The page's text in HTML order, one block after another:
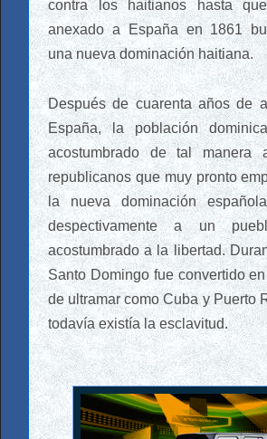
contra los haitianos hasta
anexado a España en 1861
una nueva dominación haitiana.
Después de cuarenta años de
España, la población
acostumbrado de tal manera
republicanos que muy pronto
la nueva dominación
despectivamente a un
acostumbrado a la libertad.
Santo Domingo fue convertido
de ultramar como Cuba y Puerto
todavía existía la esclavitud.